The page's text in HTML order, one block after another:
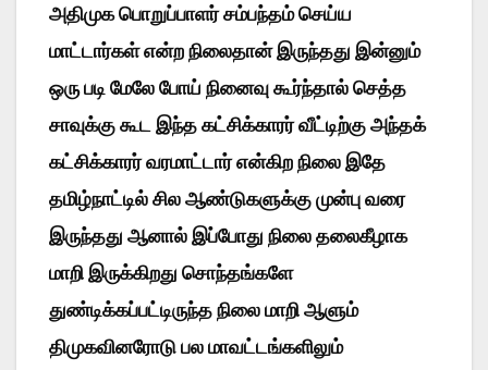
அதிமுக பொறுப்பாளர் சம்பந்தம் செய்ய
மாட்டார்கள் என்ற நிலைதான் இருந்தது இன்னும்
ஒரு படி மேலே போய் நினைவு கூர்ந்தால் செத்த
சாவுக்கு கூட இந்த கட்சிக்காரர் வீட்டிற்கு அந்தக்
கட்சிக்காரர் வரமாட்டார் என்கிற நிலை இதே
தமிழ்நாட்டில் சில ஆண்டுகளுக்கு முன்பு வரை
இருந்தது ஆனால் இப்போது நிலை தலைகீழாக
மாறி இருக்கிறது சொந்தங்களே
துண்டிக்கப்பட்டிருந்த நிலை மாறி ஆளும்
திமுகவினரோடு பல மாவட்டங்களிலும்